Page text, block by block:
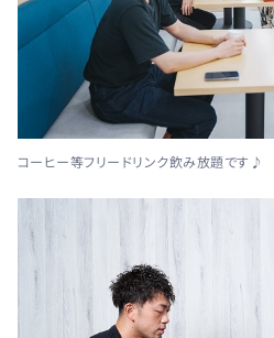
コーヒー等フリードリンク飲み放題です♪